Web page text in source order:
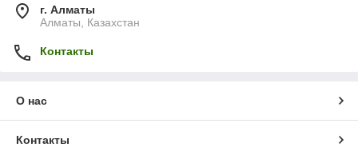
г. Алматы
Алматы, Казахстан
Контакты
О нас
Контакты